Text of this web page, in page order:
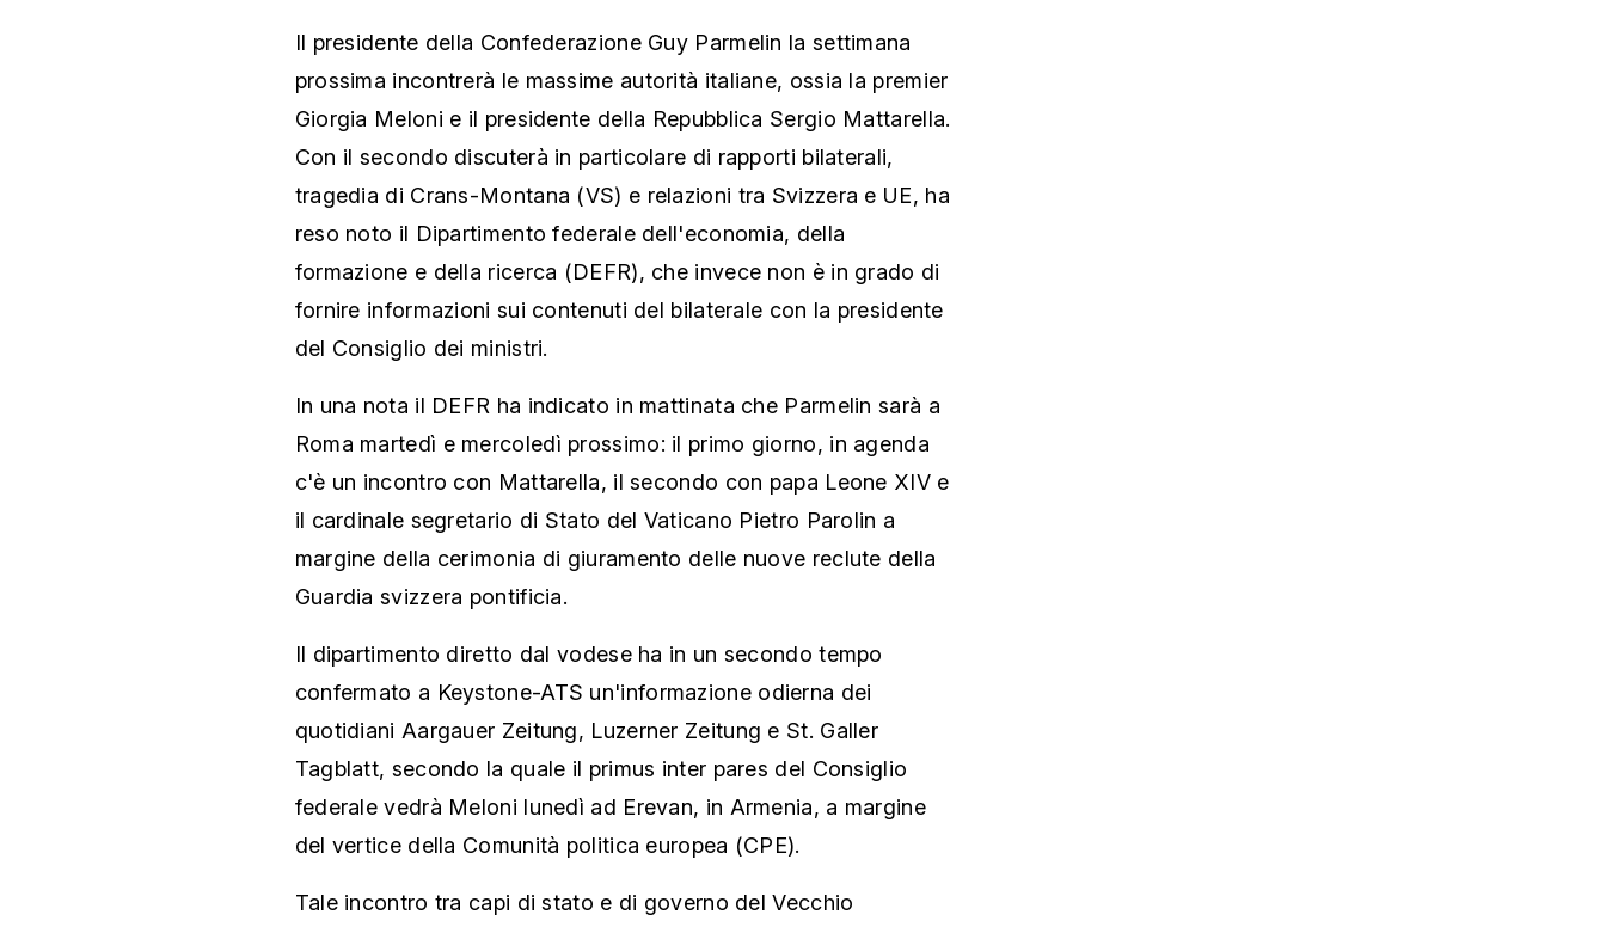
Il presidente della Confederazione Guy Parmelin la settimana
prossima incontrerà le massime autorità italiane, ossia la premier
Giorgia Meloni e il presidente della Repubblica Sergio Mattarella.
Con il secondo discuterà in particolare di rapporti bilaterali,
tragedia di Crans-Montana (VS) e relazioni tra Svizzera e UE, ha
reso noto il Dipartimento federale dell'economia, della
formazione e della ricerca (DEFR), che invece non è in grado di
fornire informazioni sui contenuti del bilaterale con la presidente
del Consiglio dei ministri.
In una nota il DEFR ha indicato in mattinata che Parmelin sarà a
Roma martedì e mercoledì prossimo: il primo giorno, in agenda
c'è un incontro con Mattarella, il secondo con papa Leone XIV e
il cardinale segretario di Stato del Vaticano Pietro Parolin a
margine della cerimonia di giuramento delle nuove reclute della
Guardia svizzera pontificia.
Il dipartimento diretto dal vodese ha in un secondo tempo
confermato a Keystone-ATS un'informazione odierna dei
quotidiani Aargauer Zeitung, Luzerner Zeitung e St. Galler
Tagblatt, secondo la quale il primus inter pares del Consiglio
federale vedrà Meloni lunedì ad Erevan, in Armenia, a margine
del vertice della Comunità politica europea (CPE).
Tale incontro tra capi di stato e di governo del Vecchio